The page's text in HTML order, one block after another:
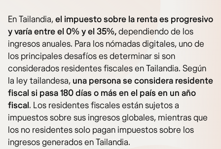
En Tailandia,el impuesto sobre la renta es progresivo
y varía entre el 0% y el 35%,dependiendo de los
ingresos anuales. Para los nómadas digitales, uno de
los principales desafíos es determinar si son
considerados residentes fiscales en Tailandia. Según
la ley tailandesa, una persona se considera residente
fiscal si pasa 180 días o más en el país en un año
fiscal. Los residentes fiscales están sujetos a
impuestos sobre sus ingresos globales, mientras que
los no residentes solo pagan impuestos sobre los
ingresos generados en Tailandia.